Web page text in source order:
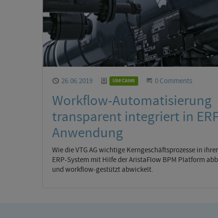
Published
26.06.2019 Category
Use Cases Start the Conversation
0 Comments
Workflow-Automatisierung
transparent integriert in
Anwendung
Wie die VTG AG wichtige Kerngeschäftsprozesse in
ERP-System mit Hilfe der AristaFlow BPM Platform
und workflow-gestützt abwickelt.